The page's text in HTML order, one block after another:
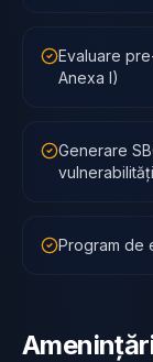
Evaluare
Anexa I)
Generare
Program de